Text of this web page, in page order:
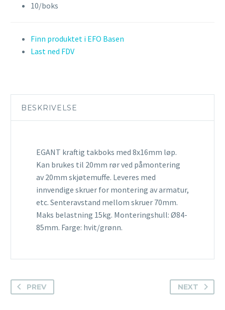
10/boks
Finn produktet i EFO Basen
Last ned FDV
BESKRIVELSE
EGANT kraftig takboks med 8x16mm løp.
Kan brukes til 20mm rør ved påmontering
av 20mm skjøtemuffe. Leveres med
innvendige skruer for montering av armatur,
etc. Senteravstand mellom skruer 70mm.
Maks belastning 15kg. Monteringshull: Ø84-
85mm. Farge: hvit/grønn.
PREV NEXT